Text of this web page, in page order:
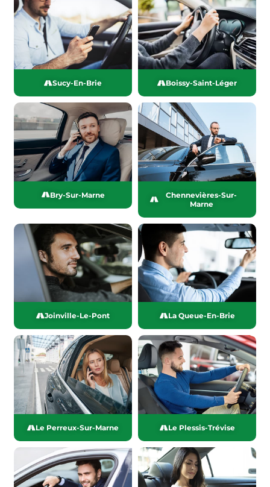
Sucy-En-Brie Boissy-Saint-Léger
Bry-Sur-Marne
Chennevières-Sur-
Marne
Joinville-Le-Pont La Queue-En-Brie
Le Perreux-Sur-Marne Le Plessis-Trévise